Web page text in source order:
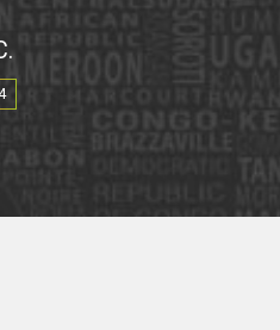
мы уверены, что
отлично. Она много
довольны.